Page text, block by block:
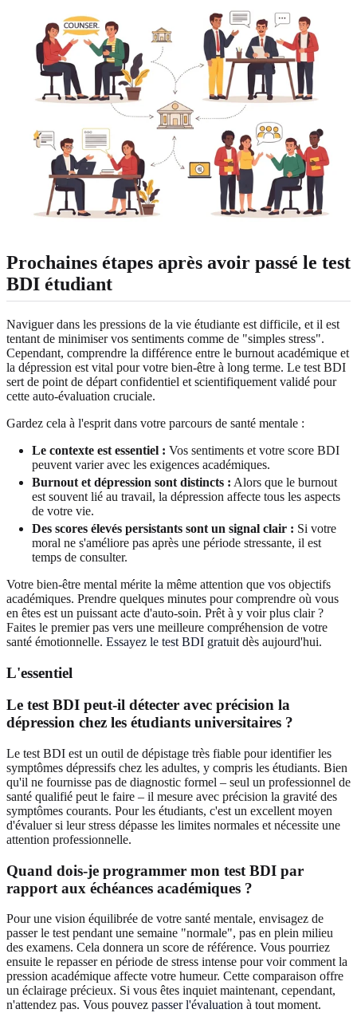
Prochaines étapes après avoir passé le test
BDI étudiant
Naviguer dans les pressions de la vie étudiante est difficile, et il est
tentant de minimiser vos sentiments comme de "simples stress".
Cependant, comprendre la différence entre le burnout académique et
la dépression est vital pour votre bien-être à long terme. Le test BDI
sert de point de départ confidentiel et scientifiquement validé pour
cette auto-évaluation cruciale.
Gardez cela à l'esprit dans votre parcours de santé mentale :
Le contexte est essentiel : Vos sentiments et votre score BDI
peuvent varier avec les exigences académiques.
Burnout et dépression sont distincts : Alors que le burnout
est souvent lié au travail, la dépression affecte tous les aspects
de votre vie.
Des scores élevés persistants sont un signal clair : Si votre
moral ne s'améliore pas après une période stressante, il est
temps de consulter.
Votre bien-être mental mérite la même attention que vos objectifs
académiques. Prendre quelques minutes pour comprendre où vous
en êtes est un puissant acte d'auto-soin. Prêt à y voir plus clair ?
Faites le premier pas vers une meilleure compréhension de votre
santé émotionnelle. Essayez le test BDI gratuit dès aujourd'hui.
L'essentiel
Le test BDI peut-il détecter avec précision la
dépression chez les étudiants universitaires ?
Le test BDI est un outil de dépistage très fiable pour identifier les
symptômes dépressifs chez les adultes, y compris les étudiants. Bien
qu'il ne fournisse pas de diagnostic formel – seul un professionnel de
santé qualifié peut le faire – il mesure avec précision la gravité des
symptômes courants. Pour les étudiants, c'est un excellent moyen
d'évaluer si leur stress dépasse les limites normales et nécessite une
attention professionnelle.
Quand dois-je programmer mon test BDI par
rapport aux échéances académiques ?
Pour une vision équilibrée de votre santé mentale, envisagez de
passer le test pendant une semaine "normale", pas en plein milieu
des examens. Cela donnera un score de référence. Vous pourriez
ensuite le repasser en période de stress intense pour voir comment la
pression académique affecte votre humeur. Cette comparaison offre
un éclairage précieux. Si vous êtes inquiet maintenant, cependant,
n'attendez pas. Vous pouvez passer l'évaluation à tout moment.